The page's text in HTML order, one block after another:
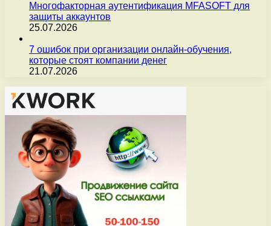
Многофакторная аутентификация MFASOFT для
защиты аккаунтов
25.07.2026
7 ошибок при организации онлайн-обучения,
которые стоят компании денег
21.07.2026